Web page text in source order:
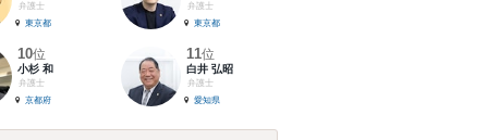
弁護士
東京都
弁護士
東京都
10位
小杉 和
弁護士
京都府
11位
白井 弘昭
弁護士
愛知県